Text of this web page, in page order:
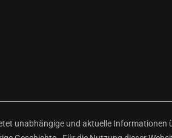
unabhängige und aktuelle